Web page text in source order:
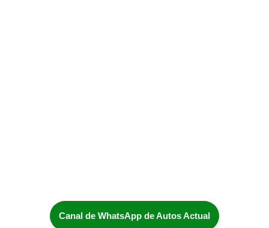
Canal de WhatsApp de Autos Actual